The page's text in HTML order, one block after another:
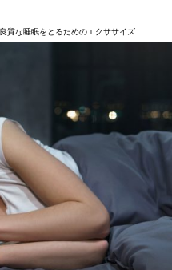
質な睡眠をとるためのエクササイズ